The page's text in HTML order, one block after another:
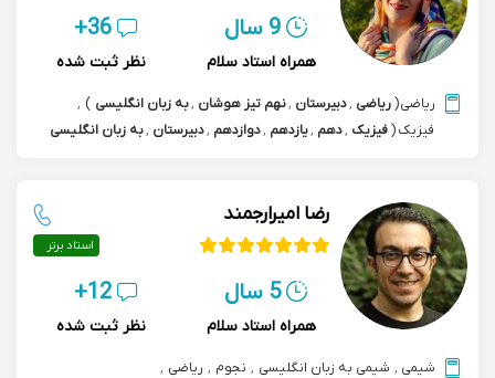
9 سال
همراه استاد سلام
36+
نظر ثبت شده
ریاضی(ریاضی ,دبیرستان ,نهم تیز هوشان ,به زبان انگلیسی )
,
فیزیک(فیزیک ,دهم ,یازدهم ,دوازدهم ,دبیرستان ,به زبان انگلیسی
رضا امیرارجمند
استاد برتر
5 سال
همراه استاد سلام
12+
نظر ثبت شده
شیمی , شیمی به زبان انگلیسی , نجوم , ریاضی ,